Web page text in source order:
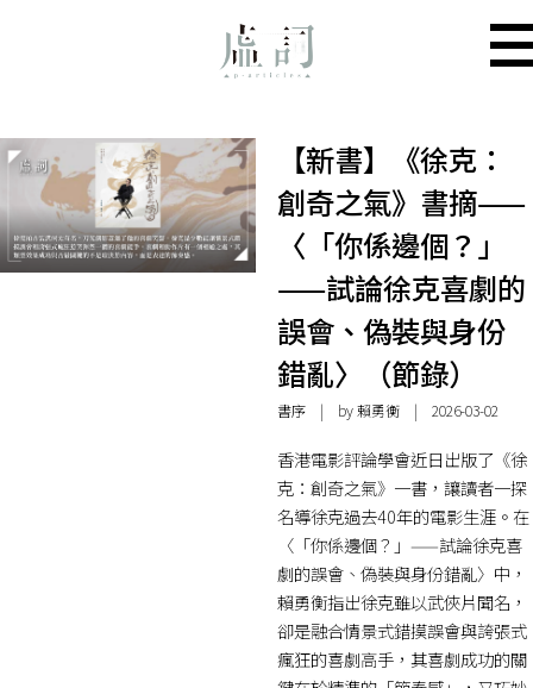
【新書】《徐克：
創奇之氣》書摘——
〈「你係邊個？」
——試論徐克喜劇的
誤會、偽裝與身份
錯亂〉（節錄）
書序| by賴勇衡| 2026-03-02
香港電影評論學會近日出版了《徐
克：創奇之氣》一書，讓讀者一探
名導徐克過去40年的電影生涯。在
〈「你係邊個？」——試論徐克喜
劇的誤會、偽裝與身份錯亂〉中，
賴勇衡指出徐克雖以武俠片聞名，
卻是融合情景式錯摸誤會與誇張式
瘋狂的喜劇高手，其喜劇成功的關